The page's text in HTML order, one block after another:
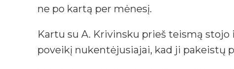
ne po kartą per mėnesį.
Kartu su A. Krivinsku prieš teismą
poveikį nukentėjusiajai, kad ji pakeistų